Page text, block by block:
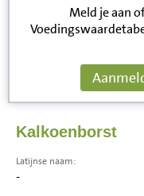
Meld je aan
Kalkoenborst
Latijnse naam:
-